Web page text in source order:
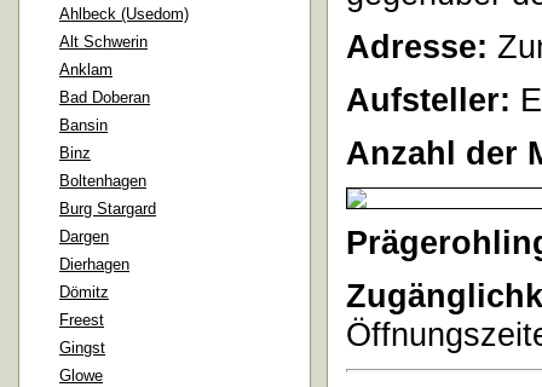
Ahlbeck (Usedom)
Alt Schwerin
Anklam
Bad Doberan
Bansin
Binz
Boltenhagen
Burg Stargard
Dargen
Dierhagen
Dömitz
Freest
Gingst
Glowe
Adresse:
Aufsteller:
Anzahl der